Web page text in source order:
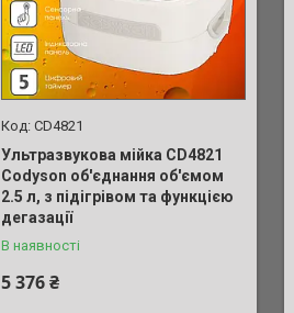
СD4821
Ультразвукова мійка СD4821
Codyson об'єднання об'ємом
2.5 л, з підігрівом та функцією
дегазації
В наявності
5 376 ₴